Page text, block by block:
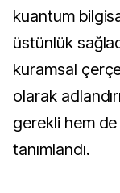
kuantum
üstünlük
kuramsal
olarak
gerekli hem
tanımlandı.